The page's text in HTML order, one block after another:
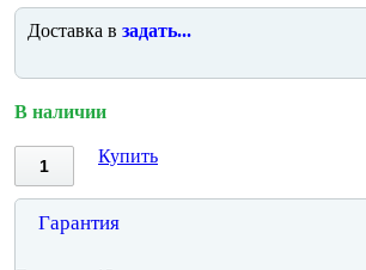
Доставка в задать...
В наличии
Купить
Гарантия